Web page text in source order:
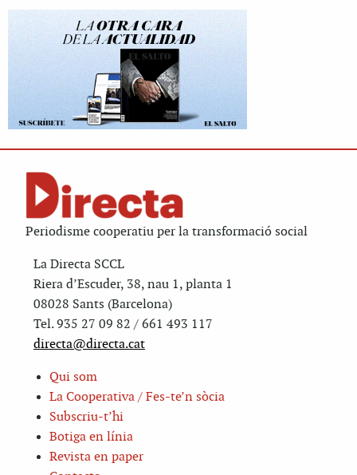
Periodisme cooperatiu per la transformació social
La Directa SCCL
Riera d’Escuder, 38, nau 1, planta 1
08028 Sants (Barcelona)
Tel. 935 27 09 82 / 661 493 117
directa@directa.cat
Qui som
La Cooperativa / Fes-te’n sòcia
Subscriu-t’hi
Botiga en línia
Revista en paper